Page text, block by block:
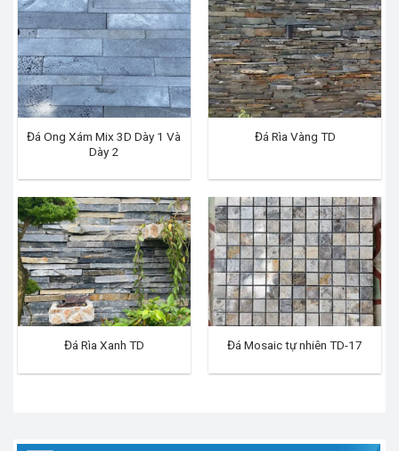
Đá Ong Xám Mix 3D Dày 1 Và
Dày 2
Đá Rìa Vàng TD
Đá Rìa Xanh TD Đá Mosaic tự nhiên TD-17